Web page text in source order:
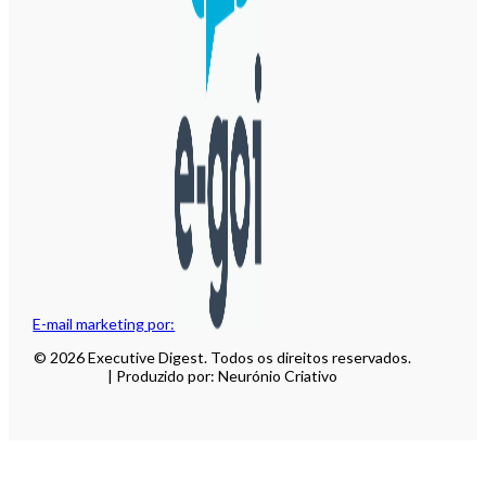
E-mail marketing por:
© 2026 Executive Digest. Todos os direitos reservados.
| Produzido por: Neurónio Criativo